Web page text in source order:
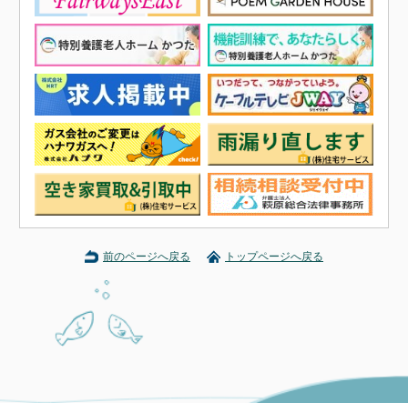
前のページへ戻る トップページへ戻る